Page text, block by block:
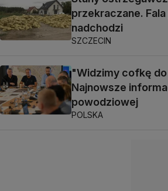
przekraczane.
nadchodzi
SZCZECIN
"Widzimy cofkę
Najnowsze
powodziowej
POLSKA